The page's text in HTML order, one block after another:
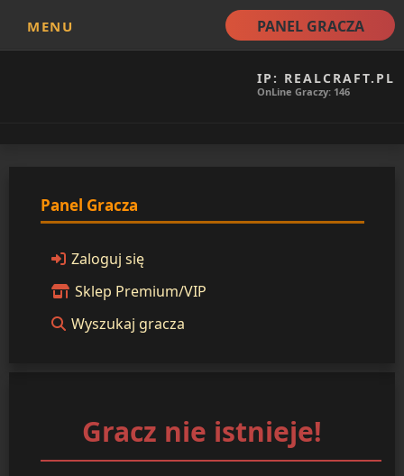
MENU PANEL GRACZA
IP: REALCRAFT.PL
OnLine Graczy: 146
Panel Gracza
Zaloguj się
Sklep Premium/VIP
Wyszukaj gracza
Gracz nie istnieje!